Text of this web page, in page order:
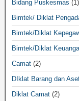
Bidang Puskesmas (1)
Bimtek/ Diklat
Bimtek/Diklat
Bimtek/Diklat
Camat (2)
DIklat Barang dan
Diklat Camat (2)